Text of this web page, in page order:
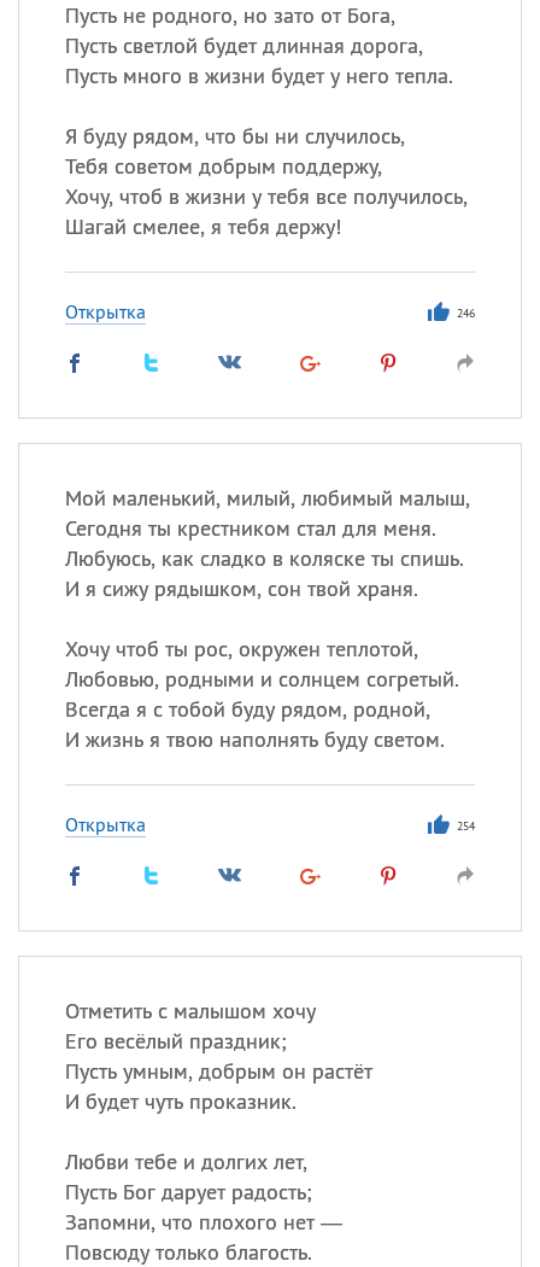
Пусть не родного, но зато от Бога,
Пусть светлой будет длинная дорога,
Пусть много в жизни будет у него тепла.
Я буду рядом, что бы ни случилось,
Тебя советом добрым поддержу,
Хочу, чтоб в жизни у тебя все получилось,
Шагай смелее, я тебя держу!
Открытка 246
Мой маленький, милый, любимый малыш,
Сегодня ты крестником стал для меня.
Любуюсь, как сладко в коляске ты спишь.
И я сижу рядышком, сон твой храня.
Хочу чтоб ты рос, окружен теплотой,
Любовью, родными и солнцем согретый.
Всегда я с тобой буду рядом, родной,
И жизнь я твою наполнять буду светом.
Открытка 254
Отметить с малышом хочу
Его весёлый праздник;
Пусть умным, добрым он растёт
И будет чуть проказник.
Любви тебе и долгих лет,
Пусть Бог дарует радость;
Запомни, что плохого нет —
Повсюду только благость.